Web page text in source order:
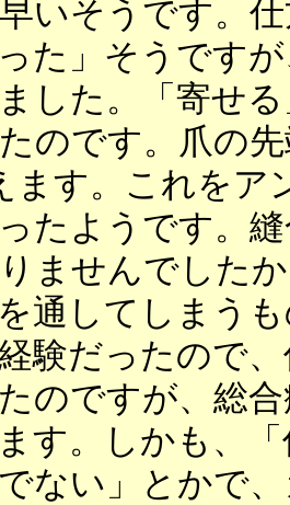
いそうです。
った」そうです
した。「寄せ
のです。爪の
ます。これをア
たようです。
ませんでした
通してしまう
験だったので、
のですが、総
す。しかも、
ない」とかで